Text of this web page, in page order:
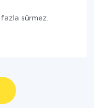
sürmez.